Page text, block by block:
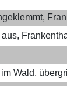
Wald,